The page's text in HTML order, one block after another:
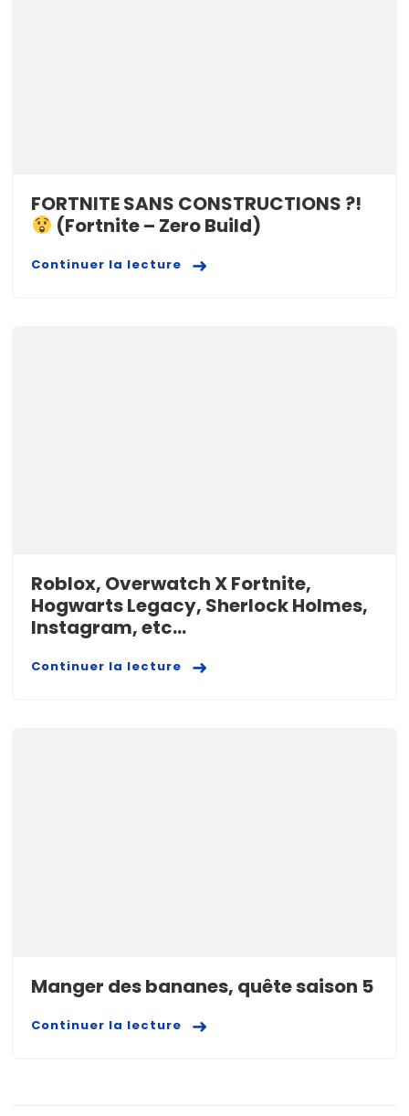
FORTNITE SANS CONSTRUCTIONS ?!
(Fortnite – Zero Build)
Continuer la lecture
Roblox, Overwatch X Fortnite,
Hogwarts Legacy, Sherlock Holmes,
Instagram, etc…
Continuer la lecture
Manger des bananes, quête saison 5
Continuer la lecture